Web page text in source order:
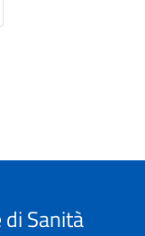
Sanità